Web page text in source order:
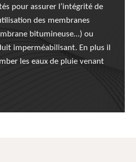
pour assurer l’intégrité de
des membranes
bitumineuse…) ou
imperméabilisant. En plus il
les eaux de pluie venant